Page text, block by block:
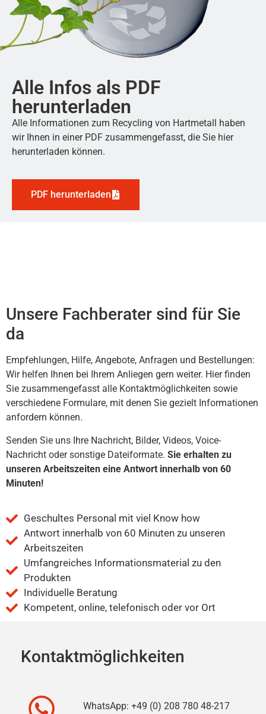
Alle Infos als PDF
herunterladen
Alle Informationen zum Recycling von Hartmetall haben
wir Ihnen in einer PDF zusammengefasst, die Sie hier
herunterladen können.
PDF herunterladen
Unsere Fachberater sind für Sie
da
Empfehlungen, Hilfe, Angebote, Anfragen und Bestellungen:
Wir helfen Ihnen bei Ihrem Anliegen gern weiter. Hier finden
Sie zusammengefasst alle Kontaktmöglichkeiten sowie
verschiedene Formulare, mit denen Sie gezielt Informationen
anfordern können.
Senden Sie uns Ihre Nachricht, Bilder, Videos, Voice-
Nachricht oder sonstige Dateiformate. Sie erhalten zu
unseren Arbeitszeiten eine Antwort innerhalb von 60
Minuten!
Geschultes Personal mit viel Know how
Antwort innerhalb von 60 Minuten zu unseren
Arbeitszeiten
Umfangreiches Informationsmaterial zu den
Produkten
Individuelle Beratung
Kompetent, online, telefonisch oder vor Ort
Kontaktmöglichkeiten
WhatsApp: +49 (0) 208 780 48-217